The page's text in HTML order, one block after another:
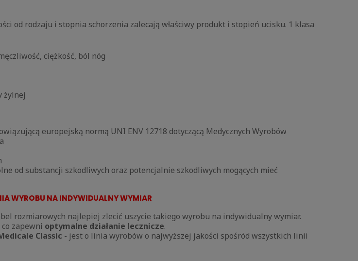
od rodzaju i stopnia schorzenia zalecają właściwy produkt i stopień ucisku. 1 klasa
ciężkość, ból nóg
żylnej
europejską normą UNI ENV 12718 dotyczącą Medycznych Wyrobów
od substancji szkodliwych oraz potencjalnie szkodliwych mogących mieć
WYROBU NA INDYWIDUALNY WYMIAR
rozmiarowych najlepiej zlecić uszycie takiego wyrobu na indywidualny wymiar.
zapewni optymalne działanie lecznicze.
Classic - jest o linia wyrobów o najwyższej jakości spośród wszystkich linii